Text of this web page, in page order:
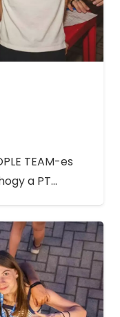
TEAM-es
a PT…